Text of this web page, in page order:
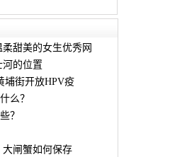
甜美的女生优秀网
的位置
埔街开放HPV疫
么？
？
闸蟹如何保存